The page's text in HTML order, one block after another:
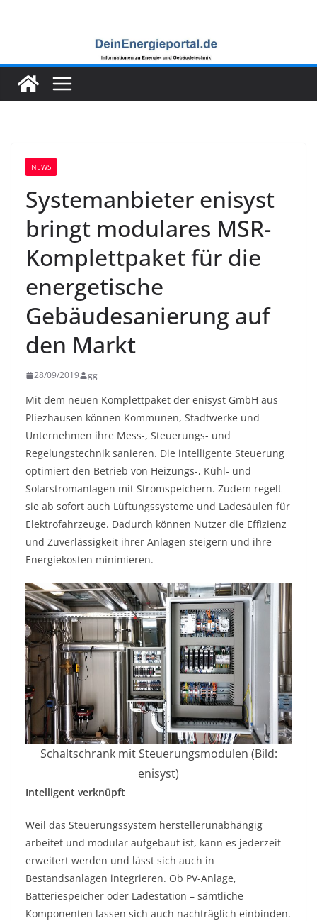
NEWS
Systemanbieter enisyst
bringt modulares MSR-
Komplettpaket für die
energetische
Gebäudesanierung auf
den Markt
28/09/2019 gg
Mit dem neuen Komplettpaket der enisyst GmbH aus
Pliezhausen können Kommunen, Stadtwerke und
Unternehmen ihre Mess-, Steuerungs- und
Regelungstechnik sanieren. Die intelligente Steuerung
optimiert den Betrieb von Heizungs-, Kühl- und
Solarstromanlagen mit Stromspeichern. Zudem regelt
sie ab sofort auch Lüftungssysteme und Ladesäulen für
Elektrofahrzeuge. Dadurch können Nutzer die Effizienz
und Zuverlässigkeit ihrer Anlagen steigern und ihre
Energiekosten minimieren.
Schaltschrank mit Steuerungsmodulen (Bild:
enisyst)
Intelligent verknüpft
Weil das Steuerungssystem herstellerunabhängig
arbeitet und modular aufgebaut ist, kann es jederzeit
erweitert werden und lässt sich auch in
Bestandsanlagen integrieren. Ob PV-Anlage,
Batteriespeicher oder Ladestation – sämtliche
Komponenten lassen sich auch nachträglich einbinden.